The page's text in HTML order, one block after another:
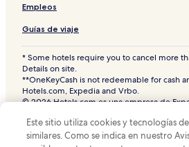
Hoteles con alberca en Bangkok
Hoteles en Ratchathewi
Hoteles de lujo en Bangkok
Hoteles boutique en Bangkok
Hostales en Rama 9
Hoteles para ir de compras en Phaya
Hoteles cerca de Estación de metro
Empleos
Guías de viaje
* Some hotels require you to cancel more
Details on site.
**OneKeyCash is not redeemable for cash
Hotels.com, Expedia and Vrbo.
© 2026 Hotels.com es una empresa de
Hoteles.com y el logotipo de Hoteles.com
marcas comerciales registradas de
Este sitio utiliza cookies y tecnologías
similares. Como se indica en nuestro